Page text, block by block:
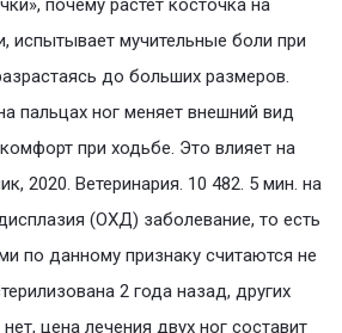
почему растет косточка на
испытывает мучительные боли при
до больших размеров.
пальцах ног меняет внешний вид
при ходьбе. Это влияет на
2020. Ветеринария. 10 482. 5 мин. на
(ОХД) заболевание, то есть
по данному признаку считаются не
2 года назад, других
цена лечения двух ног составит